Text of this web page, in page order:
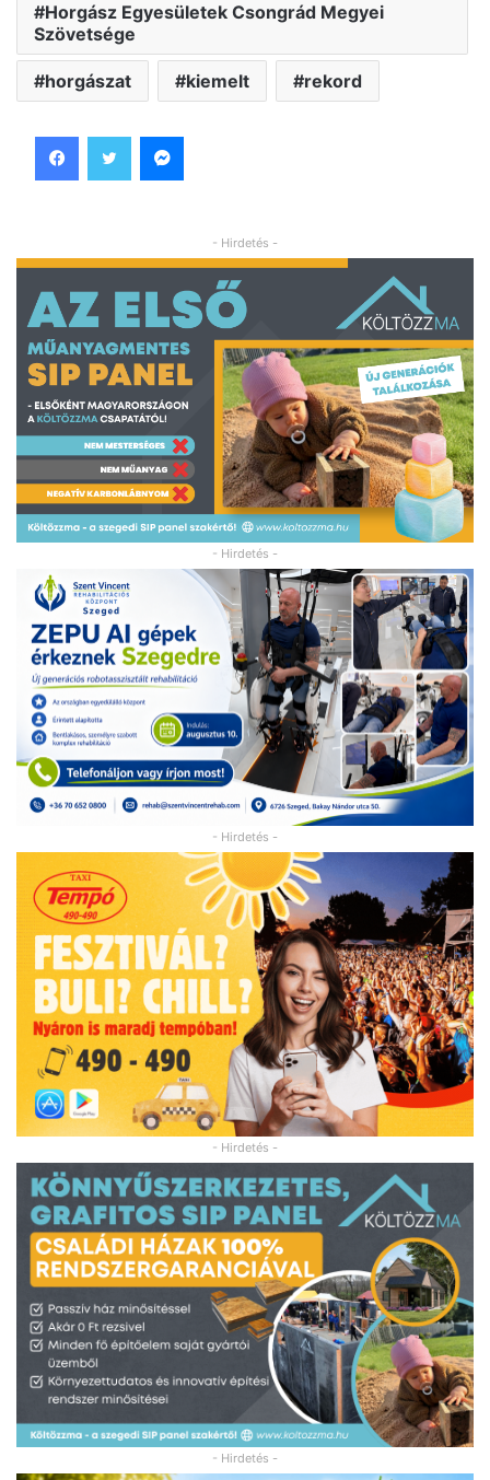
Horgász Egyesületek Csongrád Megyei
Szövetsége
horgászat kiemelt rekord
- Hirdetés -
- Hirdetés -
- Hirdetés -
- Hirdetés -
- Hirdetés -